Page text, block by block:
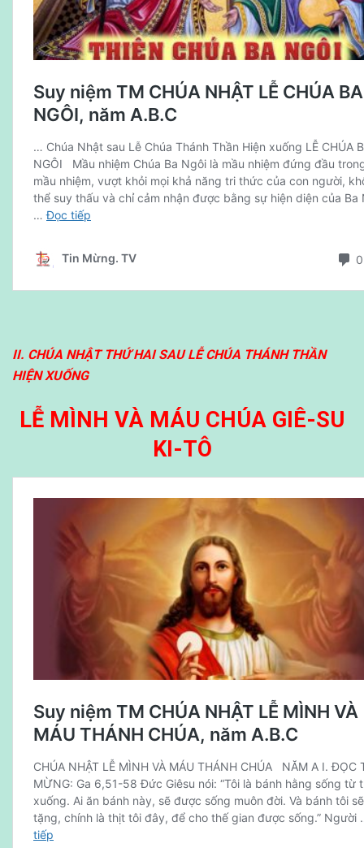
II. CHÚA NHẬT THỨ HAI SAU LỄ CHÚA THÁNH THẦN
HIỆN XUỐNG
LỄ MÌNH VÀ MÁU CHÚA GIÊ-SU
KI-TÔ